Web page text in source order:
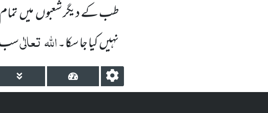
طب کے دیگر شعبوں میں تمام
نہیں کیا جا سکا۔اللہتعالٰیسب